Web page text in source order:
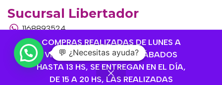
COMPRAS REALIZADAS DE LUNES A
VIERNES HASTA 14 HS Y SÁBADOS
HASTA 13 HS, SE ENTREGAN EN EL DÍA,
DE 15 A 20 HS, LAS REALIZADAS
Sucursal Libertador
1168893524
Av. del Libertador 1915, Vte. López, Provincia de
Buenos Aires
Lunes a Viernes de 9hs a 13hs / 16hs a 20hs
💬 ¿Necesitas ayuda?